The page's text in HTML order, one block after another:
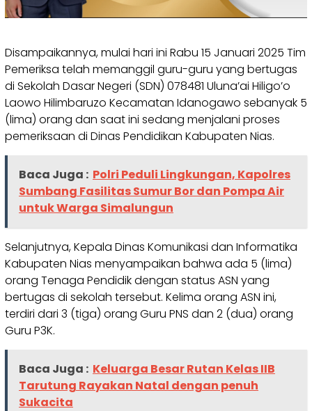
Disampaikannya, mulai hari ini Rabu 15 Januari 2025 Tim
Pemeriksa telah memanggil guru-guru yang bertugas
di Sekolah Dasar Negeri (SDN) 078481 Uluna’ai Hiligo’o
Laowo Hilimbaruzo Kecamatan Idanogawo sebanyak 5
(lima) orang dan saat ini sedang menjalani proses
pemeriksaan di Dinas Pendidikan Kabupaten Nias.
Baca Juga : Polri Peduli Lingkungan, Kapolres
Sumbang Fasilitas Sumur Bor dan Pompa Air
untuk Warga Simalungun
Selanjutnya, Kepala Dinas Komunikasi dan Informatika
Kabupaten Nias menyampaikan bahwa ada 5 (lima)
orang Tenaga Pendidik dengan status ASN yang
bertugas di sekolah tersebut. Kelima orang ASN ini,
terdiri dari 3 (tiga) orang Guru PNS dan 2 (dua) orang
Guru P3K.
Baca Juga : Keluarga Besar Rutan Kelas IIB
Tarutung Rayakan Natal dengan penuh
Sukacita